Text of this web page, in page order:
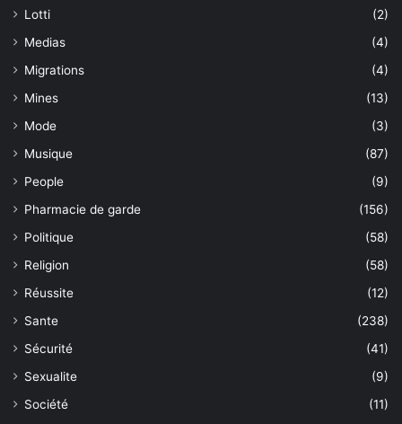
Lotti
(2)
Medias
(4)
Migrations
(4)
Mines
(13)
Mode
(3)
Musique
(87)
People
(9)
Pharmacie de garde
(156)
Politique
(58)
Religion
(58)
Réussite
(12)
Sante
(238)
Sécurité
(41)
Sexualite
(9)
Société
(11)